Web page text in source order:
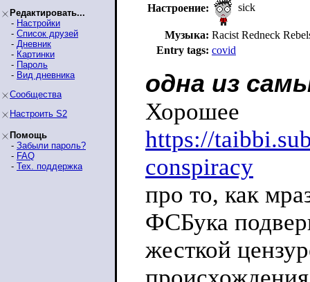
Редактировать...
- Настройки
- Список друзей
- Дневник
- Картинки
- Пароль
- Вид дневника
Сообщества
Настроить S2
Помощь
- Забыли пароль?
- FAQ
- Тех. поддержка
Настроение: sick
Музыка: Racist Redneck
Entry tags: covid
одна из
Хорошее
https://
conspiracy
про то, как
ФСБука
жесткой